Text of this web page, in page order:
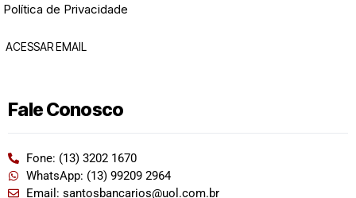
Política de Privacidade
ACESSAR EMAIL
Fale Conosco
Fone: (13) 3202 1670
WhatsApp: (13) 99209 2964
Email: santosbancarios@uol.com.br